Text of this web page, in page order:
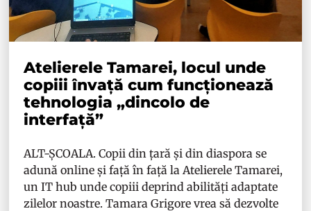
Atelierele Tamarei, locul unde
copiii învață cum funcționează
tehnologia „dincolo de
interfață”
ALT-ȘCOALA. Copii din țară și din diaspora se
adună online și față în față la Atelierele Tamarei,
un IT hub unde copiii deprind abilități adaptate
zilelor noastre. Tamara Grigore vrea să dezvolte